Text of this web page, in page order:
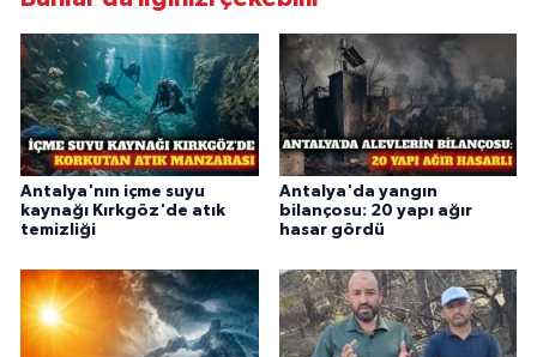
Antalya'nın içme suyu
kaynağı Kırkgöz'de atık
temizliği
Antalya'da yangın
bilançosu: 20 yapı ağır
hasar gördü